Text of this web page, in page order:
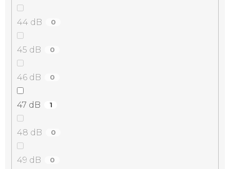
44 dB 0
45 dB 0
46 dB 0
47 dB 1
48 dB 0
49 dB 0